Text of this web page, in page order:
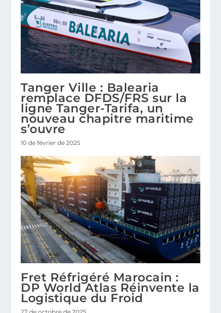
Tanger Ville : Balearia
remplace DFDS/FRS sur la
ligne Tanger-Tarifa, un
nouveau chapitre maritime
s’ouvre
10 de février de 2025
Fret Réfrigéré Marocain :
DP World Atlas Réinvente la
Logistique du Froid